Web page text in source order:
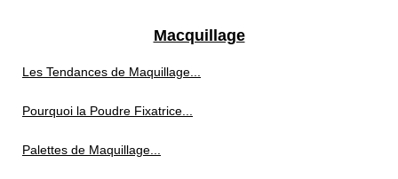
Macquillage
Les Tendances de Maquillage...
Pourquoi la Poudre Fixatrice...
Palettes de Maquillage...